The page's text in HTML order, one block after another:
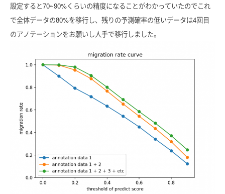
設定すると70~90%くらいの精度になることがわかっていたのでこれ
で全体データの80%を移行し、残りの予測確率の低いデータは4回目
のアノテーションをお願いし人手で移行しました。